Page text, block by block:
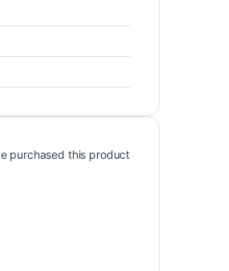
purchased this product